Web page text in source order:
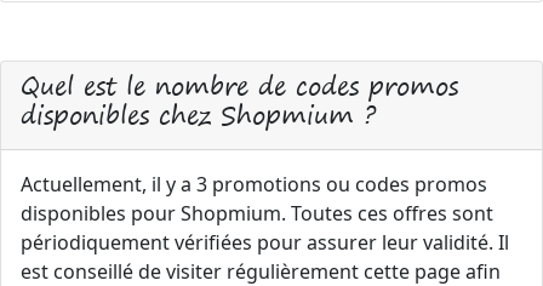
Quel est le nombre de codes promos
disponibles chez Shopmium ?
Actuellement, il y a 3 promotions ou codes promos
disponibles pour Shopmium. Toutes ces offres sont
périodiquement vérifiées pour assurer leur validité. Il
est conseillé de visiter régulièrement cette page afin